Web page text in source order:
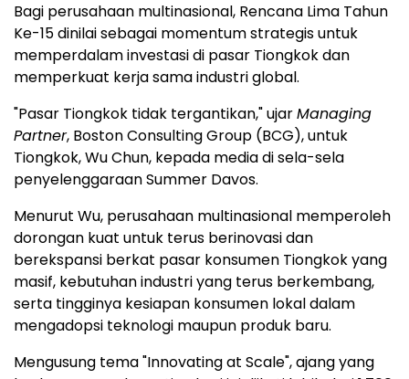
Bagi perusahaan multinasional, Rencana Lima Tahun
Ke-15 dinilai sebagai momentum strategis untuk
memperdalam investasi di pasar Tiongkok dan
memperkuat kerja sama industri global.
"Pasar Tiongkok tidak tergantikan," ujarManaging
Partner, Boston Consulting Group (BCG), untuk
Tiongkok, Wu Chun, kepada media di sela-sela
penyelenggaraan Summer Davos.
Menurut Wu, perusahaan multinasional memperoleh
dorongan kuat untuk terus berinovasi dan
berekspansi berkat pasar konsumen Tiongkok yang
masif, kebutuhan industri yang terus berkembang,
serta tingginya kesiapan konsumen lokal dalam
mengadopsi teknologi maupun produk baru.
Mengusung tema "Innovating at Scale", ajang yang